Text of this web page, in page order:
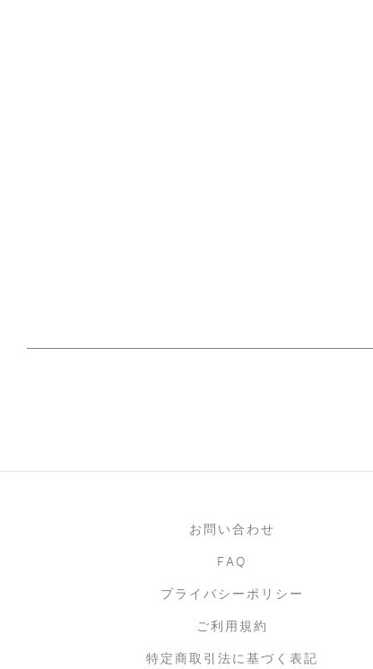
お問い合わせ
FAQ
プライバシーポリシー
ご利用規約
特定商取引法に基づく表記